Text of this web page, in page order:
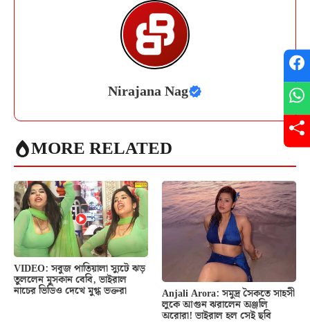
Nirajana Nag
MORE RELATED
VIDEO: সবুজ পাতিয়ালা স্যুটে ঝড়
তুললেন মুসকান বেবি, ভাইরাল
নাচের ভিডিও দেখে মুগ্ধ ভক্তরা Anjali Arora: সমুদ্র সৈকতে সাহসী
লুকে আগুন ঝরালেন অঞ্জলি
অরোরা! ভাইরাল হল সেই ছবি